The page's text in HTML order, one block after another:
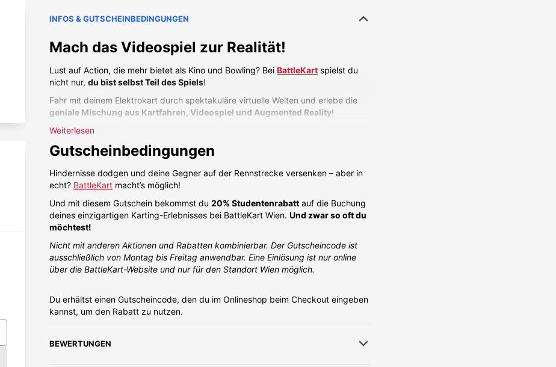
INFOS & GUTSCHEINBEDINGUNGEN
Mach das Videospiel zur Realität!
Lust auf Action, die mehr bietet als Kino und Bowling? Bei BattleKart spielst du
nicht nur, du bist selbst Teil des Spiels!
Fahr mit deinem Elektrokart durch spektakuläre virtuelle Welten und erlebe die
geniale Mischung aus Kartfahren, Videospiel und Augmented Reality!
Ob alleine oder im Team – hier zählen Fahrskills, Taktik und schnelle Reaktionen.
BattleKart ist die perfekte Freizeitaktivität, um mit Freunden richtig Spaß zu
haben und gemeinsam unvergessliche Momente zu erleben.
Also: Steig ein, gib Vollgas und erlebe Gaming auf einem völlig neuen Level!
Weiterlesen
Gutscheinbedingungen
Hindernisse dodgen und deine Gegner auf der Rennstrecke versenken – aber in
echt? BattleKart macht’s möglich!
Und mit diesem Gutschein bekommst du 20% Studentenrabatt auf die Buchung
deines einzigartigen Karting-Erlebnisses bei BattleKart Wien. Und zwar so oft du
möchtest!
Nicht mit anderen Aktionen und Rabatten kombinierbar. Der Gutscheincode ist
ausschließlich von Montag bis Freitag anwendbar. Eine Einlösung ist nur online
über die BattleKart-Website und nur für den Standort Wien möglich.
Du erhältst einen Gutscheincode, den du im Onlineshop beim Checkout eingeben
kannst, um den Rabatt zu nutzen.
BEWERTUNGEN